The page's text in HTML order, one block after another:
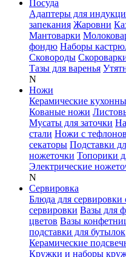
Посуда
Адаптеры для
запекания Жаровни
Мантоварки
фондю Наборы
Сковороды
Тазы для варенья
N
Ножи
Керамические
Кованые ножи
Мусаты для заточки
стали Ножи с
секаторы Подставки
ножеточки Топорики
Электрические
N
Сервировка
Блюда для сервировки
сервировки Вазы для
цветов Вазы
подставки для бутылок
Керамические
Кружки и наборы